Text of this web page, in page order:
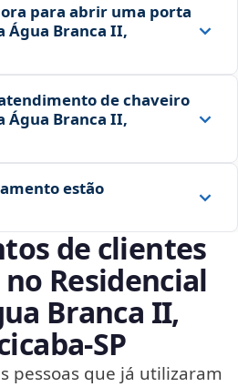
para abrir uma porta
Água Branca II,
de chaveiro
Água Branca II,
estão
de clientes
Residencial
Branca II,
pessoas que já utilizaram